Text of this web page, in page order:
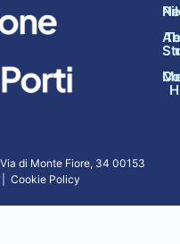
Via di Monte Fiore, 34 00153
Cookie Policy